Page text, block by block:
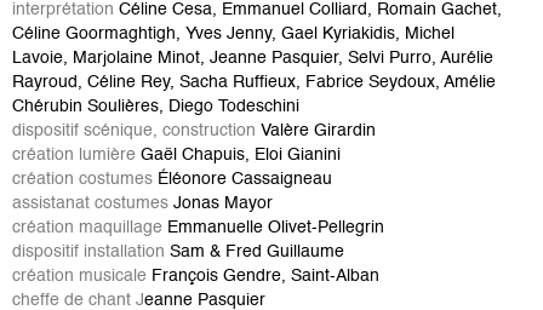
interprétation Céline Cesa, Emmanuel Colliard, Romain Gachet,
Céline Goormaghtigh, Yves Jenny, Gael Kyriakidis, Michel
Lavoie, Marjolaine Minot, Jeanne Pasquier, Selvi Purro, Aurélie
Rayroud, Céline Rey, Sacha Ruffieux, Fabrice Seydoux, Amélie
Chérubin Soulières, Diego Todeschini
dispositif scénique, construction Valère Girardin
création lumière Gaël Chapuis, Eloi Gianini
création costumes Éléonore Cassaigneau
assistanat costumes Jonas Mayor
création maquillage Emmanuelle Olivet-Pellegrin
dispositif installation Sam & Fred Guillaume
création musicale François Gendre, Saint-Alban
cheffe de chant Jeanne Pasquier